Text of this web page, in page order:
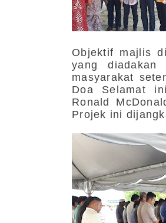
Objektif majlis
yang diadakan
masyarakat
Doa Selamat
Ronald
Projek ini